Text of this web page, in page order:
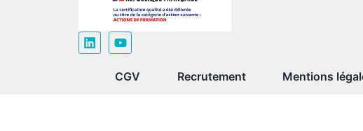
CGV Recrutement Mentions